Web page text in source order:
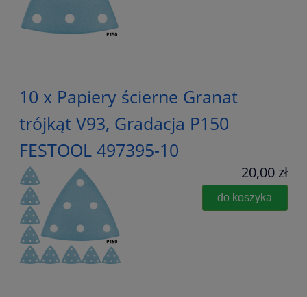
10 x Papiery ścierne Granat
trójkąt V93, Gradacja P150
FESTOOL 497395-10
20,00 zł
do koszyka